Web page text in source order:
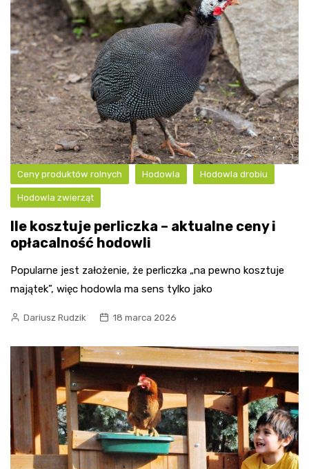
Ceny produktów rolnych Hodowla Hodowla drobiu
Hodowla zwierząt
Ile kosztuje perliczka – aktualne ceny i
opłacalność hodowli
Popularne jest założenie, że perliczka „na pewno kosztuje
majątek”, więc hodowla ma sens tylko jako
Dariusz Rudzik 18 marca 2026